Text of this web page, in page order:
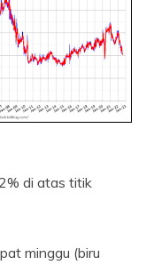
di atas titik
minggu (biru